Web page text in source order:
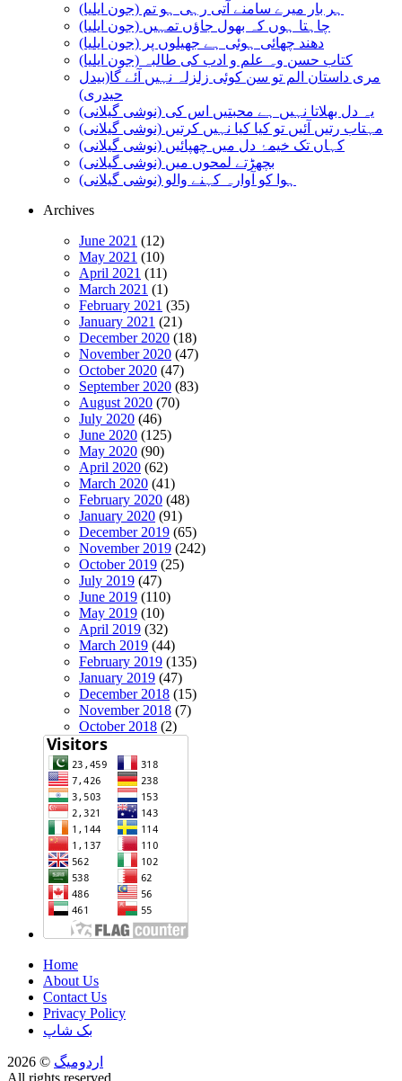
ہر بار میرے سامنے آتی رہی ہو تم (جون ایلیا)
چاہتا ہوں کہ بھول جاؤں تمہیں (جون ایلیا)
دھند چھائی ہوئی ہے جھیلوں پر (جون ایلیا)
کتاب حسن وہ علم و ادب کی طالبہ (جون ایلیا)
مری داستان الم تو سن کوئی زلزلہ نہیں آئے گا(بیدل
حیدری)
یہ دل بھلاتا نہیں ہے محبتیں اس کی (نوشی گیلانی)
مہتاب رتیں آئیں تو کیا کیا نہیں کرتیں (نوشی گیلانی)
کہاں تک خیمۂ دل میں چھپائیں (نوشی گیلانی)
بچھڑتے لمحوں میں (نوشی گیلانی)
ہوا کو آوارہ کہنے والو (نوشی گیلانی)
Archives
June 2021 (12)
May 2021 (10)
April 2021 (11)
March 2021 (1)
February 2021 (35)
January 2021 (21)
December 2020 (18)
November 2020 (47)
October 2020 (47)
September 2020 (83)
August 2020 (70)
July 2020 (46)
June 2020 (125)
May 2020 (90)
April 2020 (62)
March 2020 (41)
February 2020 (48)
January 2020 (91)
December 2019 (65)
November 2019 (242)
October 2019 (25)
July 2019 (47)
June 2019 (110)
May 2019 (10)
April 2019 (32)
March 2019 (44)
February 2019 (135)
January 2019 (47)
December 2018 (15)
November 2018 (7)
October 2018 (2)
Home
About Us
Contact Us
Privacy Policy
بک شاپ
اردومیگ © 2026